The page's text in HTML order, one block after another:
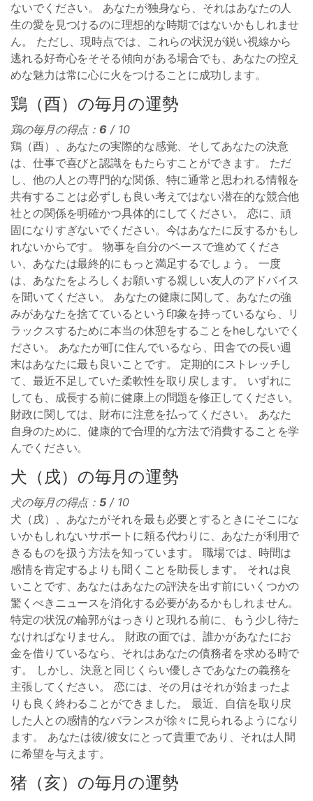
ないでください。 あなたが独身なら、それはあなたの人
生の愛を見つけるのに理想的な時期ではないかもしれませ
ん。 ただし、現時点では、これらの状況が鋭い視線から
逃れる好奇心をそそる傾向がある場合でも、あなたの控え
めな魅力は常に心に火をつけることに成功します。
鶏（酉）の毎月の運勢
鶏の毎月の得点： 6 / 10
鶏（酉）、あなたの実際的な感覚、そしてあなたの決意
は、仕事で喜びと認識をもたらすことができます。 ただ
し、他の人との専門的な関係、特に通常と思われる情報を
共有することは必ずしも良い考えではない潜在的な競合他
社との関係を明確かつ具体的にしてください。 恋に、頑
固になりすぎないでください。今はあなたに反するかもし
れないからです。 物事を自分のペースで進めてくださ
い、あなたは最終的にもっと満足するでしょう。 一度
は、あなたをよろしくお願いする親しい友人のアドバイス
を聞いてください。 あなたの健康に関して、あなたの強
みがあなたを捨てているという印象を持っているなら、リ
ラックスするために本当の休憩をすることをheしないでく
ださい。 あなたが町に住んでいるなら、田舎での長い週
末はあなたに最も良いことです。 定期的にストレッチし
て、最近不足していた柔軟性を取り戻します。 いずれに
しても、成長する前に健康上の問題を修正してください。
財政に関しては、財布に注意を払ってください。 あなた
自身のために、健康的で合理的な方法で消費することを学
んでください。
犬（戌）の毎月の運勢
犬の毎月の得点：5 / 10
犬（戌）、あなたがそれを最も必要とするときにそこにな
いかもしれないサポートに頼る代わりに、あなたが利用で
きるものを扱う方法を知っています。 職場では、時間は
感情を肯定するよりも聞くことを助長します。 それは良
いことです、あなたはあなたの評決を出す前にいくつかの
驚くべきニュースを消化する必要があるかもしれません。
特定の状況の輪郭がはっきりと現れる前に、もう少し待た
なければなりません。 財政の面では、誰かがあなたにお
金を借りているなら、それはあなたの債務者を求める時で
す。 しかし、決意と同じくらい優しさであなたの義務を
主張してください。 恋には、その月はそれが始まったよ
りも良く終わることができました。 最近、自信を取り戻
した人との感情的なバランスが徐々に見られるようになり
ます。 あなたは彼/彼女にとって貴重であり、それは人間
に希望を与えます。
猪（亥）の毎月の運勢